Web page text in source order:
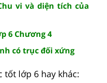
vi và diện tích của
6 Chương 4
có trục đối xứng
tốt lớp 6 hay khác: